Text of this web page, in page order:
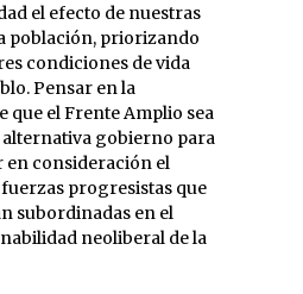
el efecto de nuestras
población, priorizando
condiciones de vida
Pensar en la
que el Frente Amplio sea
gobierno para
en consideración el
progresistas que
subordinadas en el
neoliberal de la